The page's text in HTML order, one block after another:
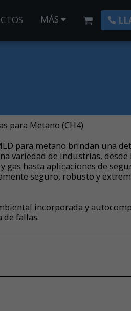
MÁS
para Metano (CH4)
para metano brindan una
variedad de industrias, desde
hasta aplicaciones de
seguro, robusto y
incorporada y
de fallas.